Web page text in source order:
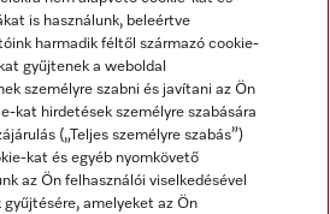
is használunk, beleértve
harmadik féltől származó cookie-
gyűjtenek a weboldal
személyre szabni és javítani az Ön
kat hirdetések személyre szabására
(„Teljes személyre szabás”)
kat és egyéb nyomkövető
az Ön felhasználói viselkedésével
amelyeket az Ön